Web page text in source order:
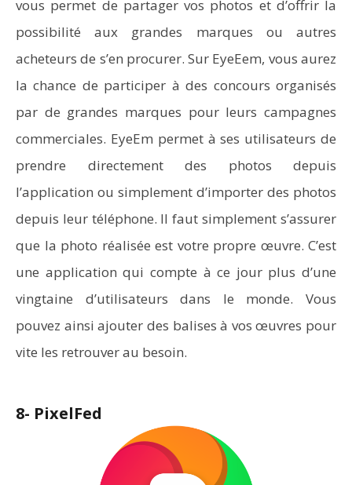
vous permet de partager vos photos et d’offrir la
possibilité aux grandes marques ou autres
acheteurs de s’en procurer. Sur EyeEem, vous aurez
la chance de participer à des concours organisés
par de grandes marques pour leurs campagnes
commerciales. EyeEm permet à ses utilisateurs de
prendre directement des photos depuis
l’application ou simplement d’importer des photos
depuis leur téléphone. Il faut simplement s’assurer
que la photo réalisée est votre propre œuvre. C’est
une application qui compte à ce jour plus d’une
vingtaine d’utilisateurs dans le monde. Vous
pouvez ainsi ajouter des balises à vos œuvres pour
vite les retrouver au besoin.
8- PixelFed